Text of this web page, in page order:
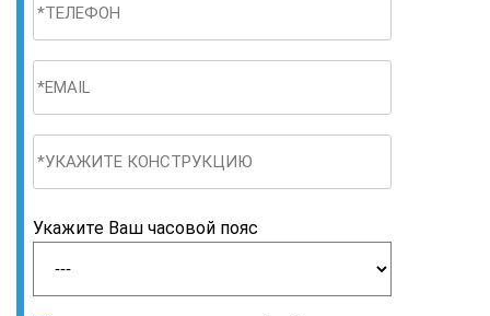
Укажите Ваш часовой пояс